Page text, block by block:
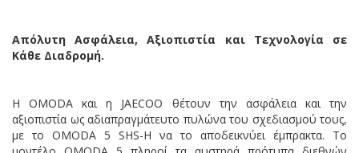
Απόλυτη Ασφάλεια, Αξιοπιστία και Τεχνολογία σε
Κάθε Διαδρομή.
Η OMODA και η JAECOO θέτουν την ασφάλεια και την
αξιοπιστία ως αδιαπραγμάτευτο πυλώνα του σχεδιασμού τους,
με το OMODA 5 SHS-H να το αποδεικνύει έμπρακτα. Το